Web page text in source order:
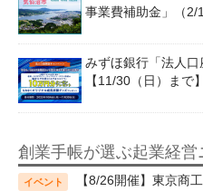
事業費補助金」（2/
みずほ銀行「法人口
【11/30（日）まで】
創業手帳が選ぶ起業経営
【8/26開催】東京商